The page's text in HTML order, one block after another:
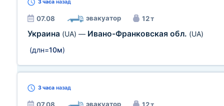
3 часа назад
07.08 эвакуатор 12 т
Украина (UA) — Ивано-Франковская обл. (UA)
(длн=10м)
3 часа назад
эвакуатор